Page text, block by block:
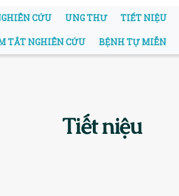
CỨU UNG THƯ TIẾT NIỆU
TẮT NGHIÊN CỨU BỆNH TỰ MIỄN
Tiết niệu